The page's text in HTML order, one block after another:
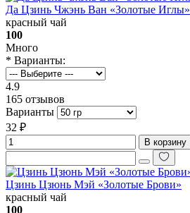
Да Цзинь Чжэнь Ван «Золотые Иглы»
красный чай
100
Много
* Варианты:
4.9
165 отзывов
Варианты
32 ₽
В корзину
Цзинь Цзюнь Мэй «Золотые Брови»
красный чай
100